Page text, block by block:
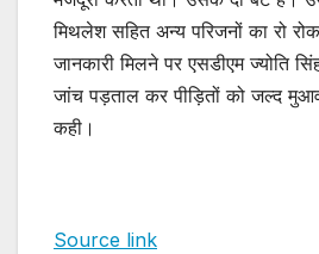
मिथलेश सहित अन्य परिजनों का रो
जानकारी मिलने पर एसडीएम ज्योति
जांच पड़ताल कर पीड़ितों को जल्द
कही।
Source link